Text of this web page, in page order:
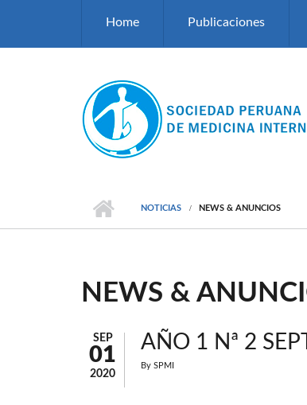
Home Publicaciones
NOTICIAS NEWS & ANUNCIOS
NEWS &
SEP
01
2020
AÑO 1 Nª 2
By SPMI